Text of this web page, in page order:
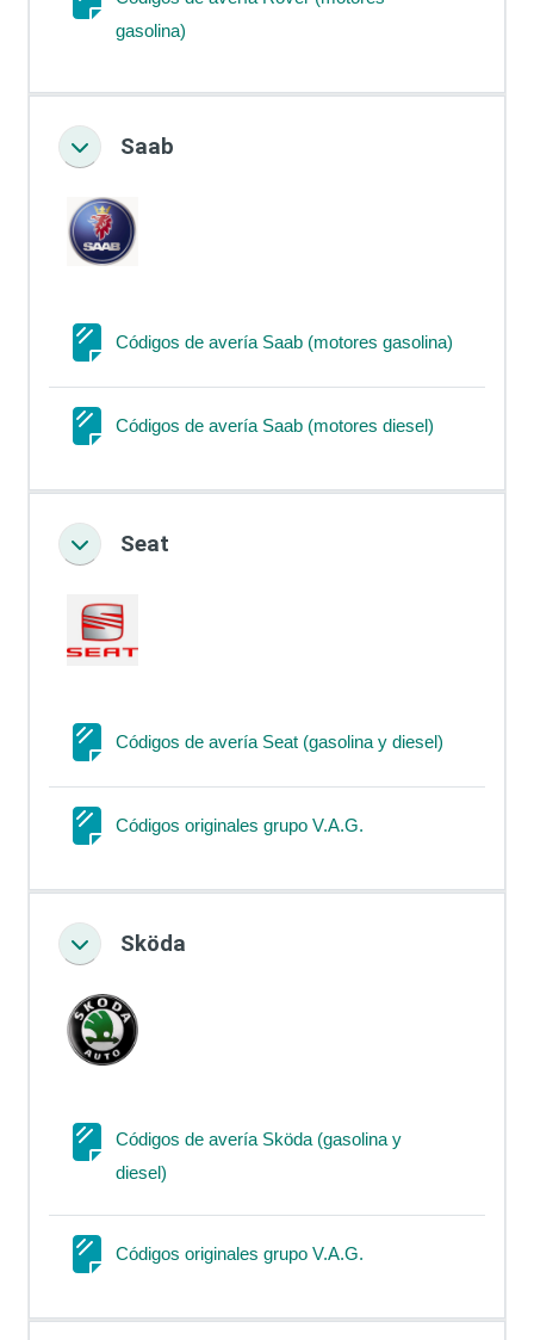
gasolina)
ColapsarSaab
Códigos de avería Saab (motores gasolina)
Códigos de avería Saab (motores diesel)
ColapsarSeat
Códigos de avería Seat (gasolina y diesel)
Códigos originales grupo V.A.G.
ColapsarSköda
Códigos de avería Sköda (gasolina y
diesel)
Códigos originales grupo V.A.G.